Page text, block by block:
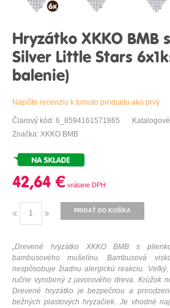
Hryzátko XKKO BMB
Silver Little Stars
balenie)
Napíšte recenziu k tomuto produktu ako prvý
Čiarový kód: 6_8594161571865
Značka: XKKO BMB
42,64 €
PRIDAŤ DO KOŠÍKA
„Drevené hryzátko XKKO BMB s
bambusového
mušelínu. Bambusová
nespôsobuje žiadnu alergickú reakciu. Veľký,
ručne vyrobený z javorového dreva. Krúžok
Drevené hryzátko je bezpečnou a
bežných plastových hryzačiek. Je vhodné